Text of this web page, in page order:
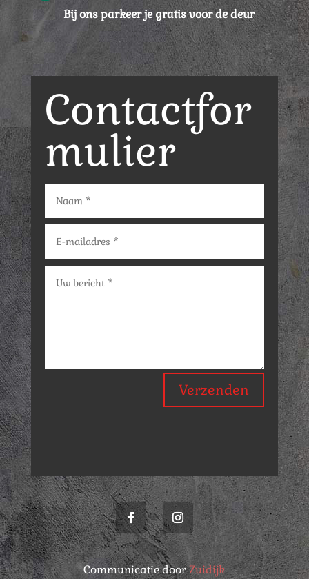
Bij ons parkeer je gratis voor de deur
Contactfor
mulier
Verzenden
Communicatie doorZuidijk